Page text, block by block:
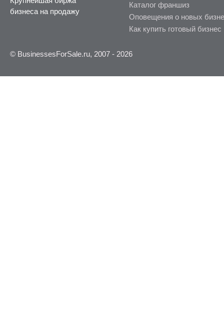
бизнеса на продажу
Каталог франшиз
Оповещения о новых
Как купить готовый бизнес
© BusinessesForSale.ru, 2007 - 2026